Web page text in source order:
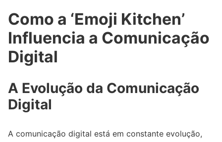
Como a ‘Emoji Kitchen’
Influencia a Comunicação
Digital
A Evolução da Comunicação
Digital
A comunicação digital está em constante evolução,